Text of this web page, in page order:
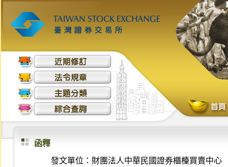
函釋
發文單位： 財團法人中華民國證券櫃檯買賣中心